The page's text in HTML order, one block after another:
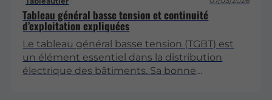
Tableau général basse tension et continuité
d’exploitation expliquées
Le tableau général basse tension (TGBT) est
un élément essentiel dans la distribution
électrique des bâtiments. Sa bonne